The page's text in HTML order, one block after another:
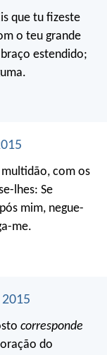
que tu fizeste
o teu grande
estendido;
com os
lhes: Se
mim, negue-
me.
corresponde
do